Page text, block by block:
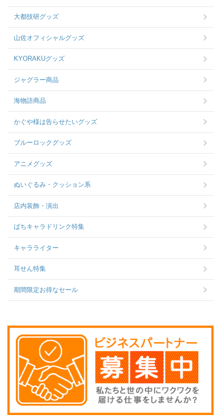
大都技研グッズ
山佐オフィシャルグッズ
KYORAKUグッズ
ジャグラー商品
海物語商品
かぐや様は告らせたいグッズ
ブルーロックグッズ
アニメグッズ
ぬいぐるみ・クッション系
店内装飾・演出
ぱちキャラドリンク特集
キャラライター
耳せん特集
期間限定お得なセール